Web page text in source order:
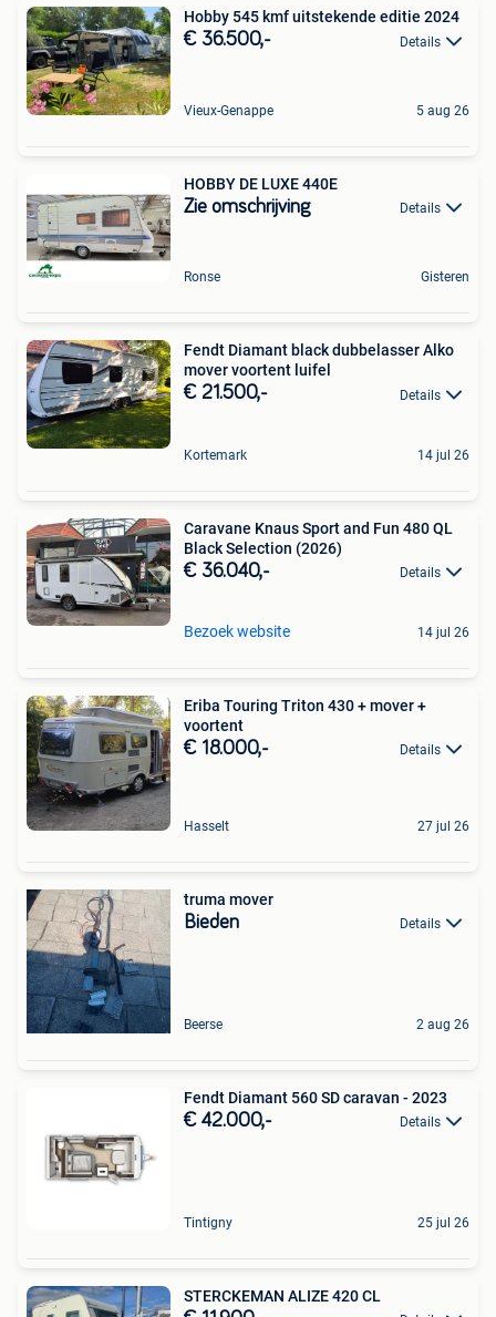
Hobby 545 kmf uitstekende editie 2024
€ 36.500,- Details
Vieux-Genappe 5 aug 26
HOBBY DE LUXE 440E
Zie omschrijving Details
Ronse Gisteren
Fendt Diamant black dubbelasser Alko
mover voortent luifel
€ 21.500,- Details
Kortemark 14 jul 26
Caravane Knaus Sport and Fun 480 QL
Black Selection (2026)
€ 36.040,- Details
Bezoek website 14 jul 26
Eriba Touring Triton 430 + mover +
voortent
€ 18.000,- Details
Hasselt 27 jul 26
truma mover
Bieden Details
Beerse 2 aug 26
Fendt Diamant 560 SD caravan - 2023
€ 42.000,- Details
Tintigny 25 jul 26
STERCKEMAN ALIZE 420 CL